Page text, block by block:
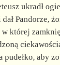
ukradł
Pandorze,
której
pudełko, aby